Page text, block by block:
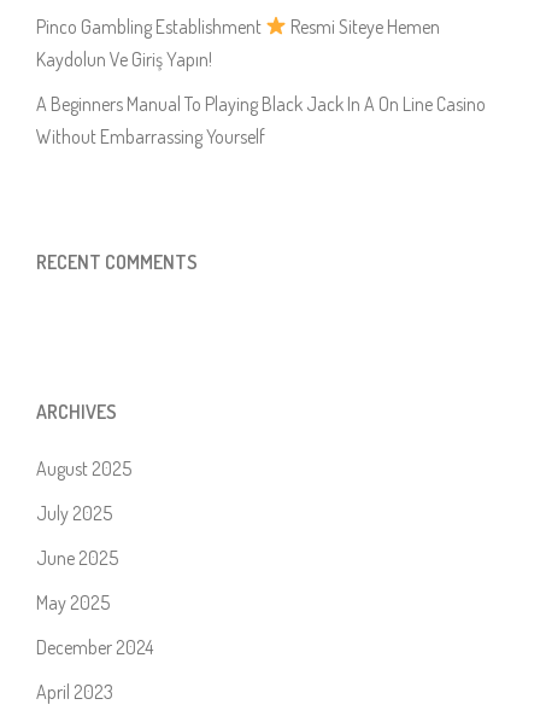
Pinco Gambling Establishment
Resmi Siteye Hemen
Kaydolun Ve Giriş Yapın!
A Beginners Manual To Playing Black Jack In A On Line Casino
Without Embarrassing Yourself
RECENT COMMENTS
ARCHIVES
August 2025
July 2025
June 2025
May 2025
December 2024
April 2023